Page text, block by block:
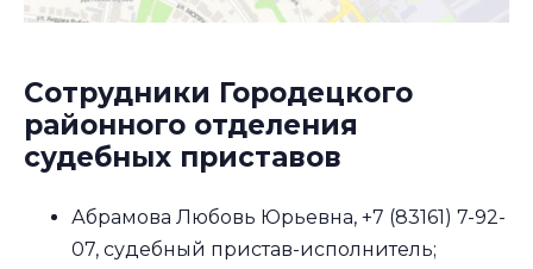
Сотрудники Городецкого
районного отделения
судебных приставов
Абрамова Любовь Юрьевна, +7 (83161) 7-92-
07, судебный пристав-исполнитель;